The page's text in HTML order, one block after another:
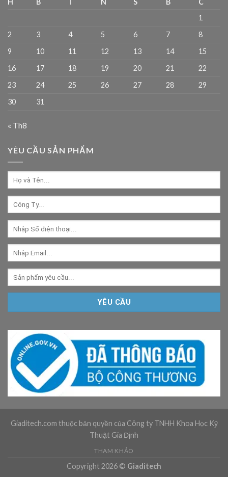
1
2
3 4 5 6 7
8
9
10 11 12 13 14
15
16
17 18 19 20 21
22
23
24 25 26 27 28
29
30
31
« Th8
YÊU CẦU SẢN PHẨM
Giaditech.com thuộc bản quyền của Công ty TNHH Khoa Học Kỹ
Thuật Gia Định
THAM KHẢO
Copyright 2026 © Giaditech